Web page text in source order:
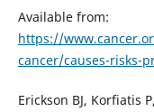
Available from:
https://
cancer/causes-risks-
Erickson BJ, Korfiatis